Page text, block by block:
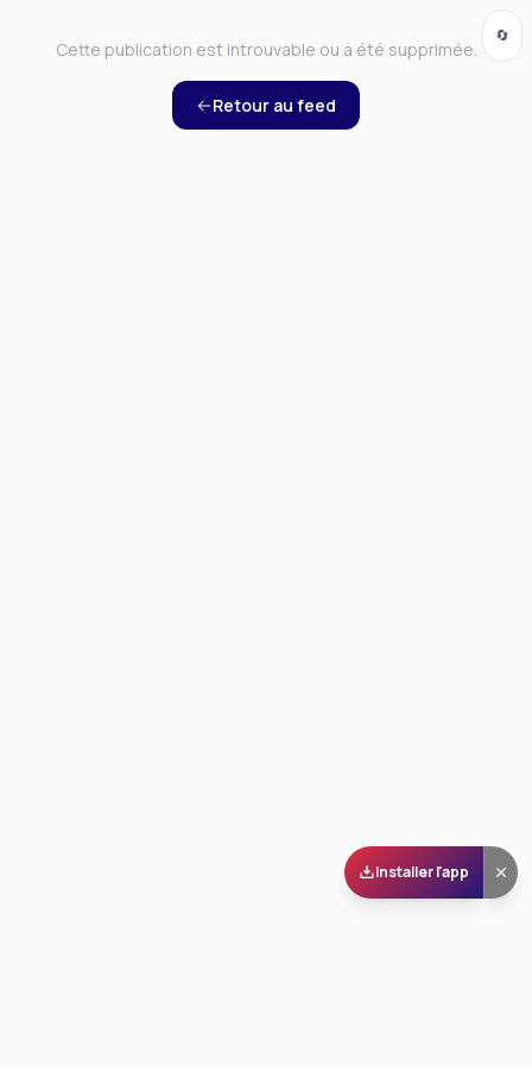
Cette publication est introuvable ou a été supprimée.
Retour au feed
Installer l'app
🔄